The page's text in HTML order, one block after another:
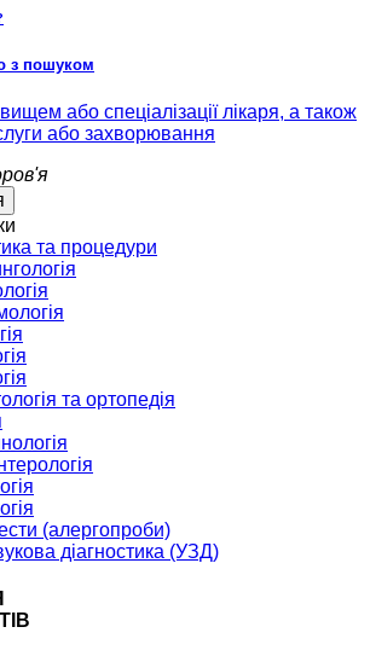
з пошуком
або спеціалізації лікаря, а також
або захворювання
та процедури
та ортопедія
(алергопроби)
діагностика (УЗД)